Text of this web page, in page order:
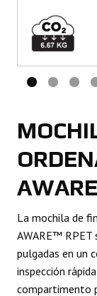
La mochila de
AWARE™
pulgadas en un
inspección
compartimento